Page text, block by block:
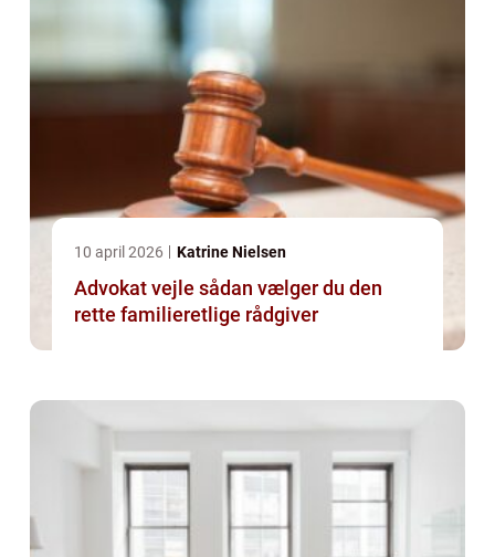
10 april 2026 Katrine Nielsen
Advokat vejle sådan vælger du den
rette familieretlige rådgiver